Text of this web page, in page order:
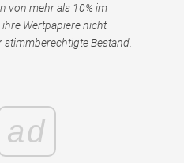
von mehr als 10% im
Wertpapiere nicht
Bestand.
ad